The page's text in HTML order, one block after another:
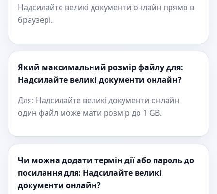
Надсилайте великі документи онлайн прямо в
браузері.
Який максимальний розмір файлу для:
Надсилайте великі документи онлайн?
Для: Надсилайте великі документи онлайн
один файл може мати розмір до 1 GB.
Чи можна додати термін дії або пароль до
посилання для: Надсилайте великі
документи онлайн?